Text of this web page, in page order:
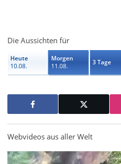
Die Aussichten für
Heute
10.08.
Morgen
11.08.
3 Tage
Webvideos aus aller Welt